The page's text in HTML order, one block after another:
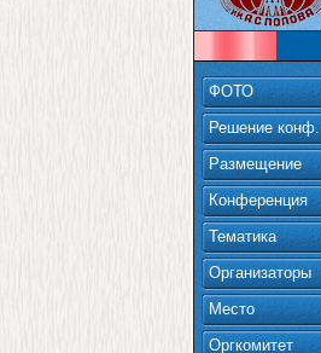
ФОТО
Решение конф.
Размещение
Конференция
Тематика
Организаторы
Место
Оргкомитет